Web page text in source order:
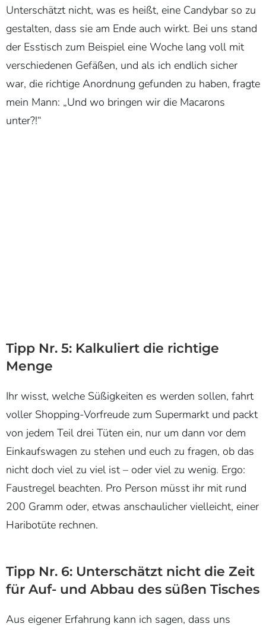
Unterschätzt nicht, was es heißt, eine Candybar so zu
gestalten, dass sie am Ende auch wirkt. Bei uns stand
der Esstisch zum Beispiel eine Woche lang voll mit
verschiedenen Gefäßen, und als ich endlich sicher
war, die richtige Anordnung gefunden zu haben, fragte
mein Mann: „Und wo bringen wir die Macarons
unter?!“
Tipp Nr. 5: Kalkuliert die richtige
Menge
Ihr wisst, welche Süßigkeiten es werden sollen, fahrt
voller Shopping-Vorfreude zum Supermarkt und packt
von jedem Teil drei Tüten ein, nur um dann vor dem
Einkaufswagen zu stehen und euch zu fragen, ob das
nicht doch viel zu viel ist – oder viel zu wenig. Ergo:
Faustregel beachten. Pro Person müsst ihr mit rund
200 Gramm oder, etwas anschaulicher vielleicht, einer
Haribotüte rechnen.
Tipp Nr. 6: Unterschätzt nicht die Zeit
für Auf- und Abbau des süßen Tisches
Aus eigener Erfahrung kann ich sagen, dass uns